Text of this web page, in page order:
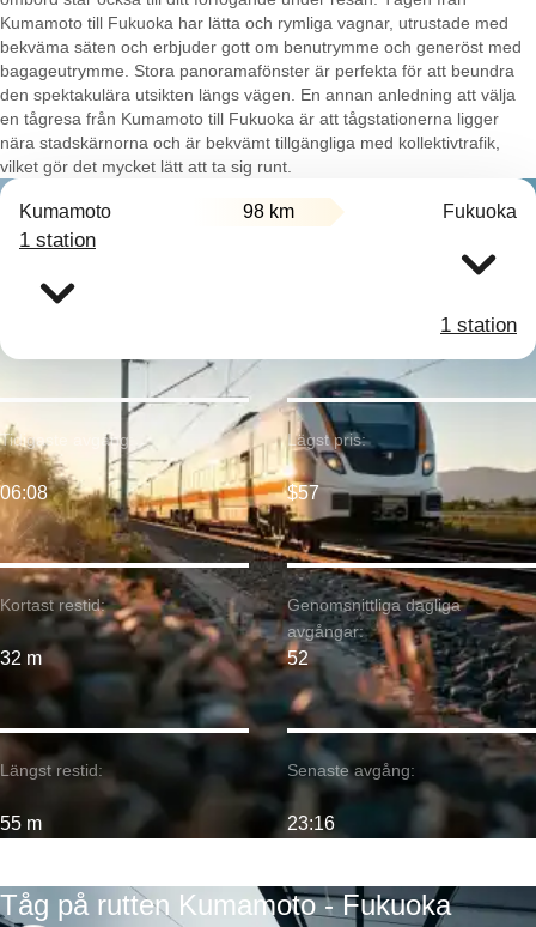
Kumamoto till Fukuoka har lätta och rymliga vagnar, utrustade med
bekväma säten och erbjuder gott om benutrymme och generöst med
bagageutrymme. Stora panoramafönster är perfekta för att beundra
den spektakulära utsikten längs vägen. En annan anledning att välja
en tågresa från Kumamoto till Fukuoka är att tågstationerna ligger
nära stadskärnorna och är bekvämt tillgängliga med kollektivtrafik,
vilket gör det mycket lätt att ta sig runt.
Kumamoto 98 km Fukuoka
1 station
1 station
Kortast restid:
32 m
Tidigaste avgång:
06:08
Längst restid:
55 m
Lägst pris:
$57
Genomsnittliga dagliga
avgångar:
52
Senaste avgång:
23:16
Tåg på rutten Kumamoto - Fukuoka